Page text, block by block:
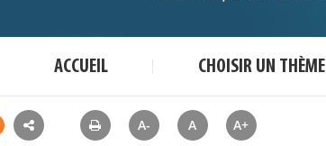
ACCUEIL CHOISIR UN THÈME
A- A A+